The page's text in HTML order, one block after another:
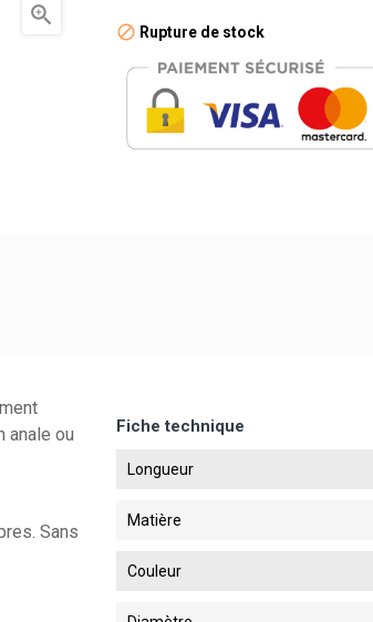

Rupture de stock
anale ou
Sans
Fiche technique
Longueur
Matière
Couleur